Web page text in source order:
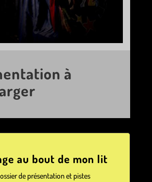
à
au bout de mon lit
de présentation et pistes